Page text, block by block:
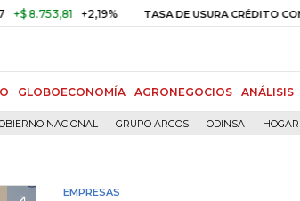
+2,19% TASA DE USURA CRÉDITO CONSUMO
GLOBOECONOMÍA AGRONEGOCIOS ANÁLISIS
NACIONAL GRUPO ARGOS ODINSA HOGAR
EMPRESAS